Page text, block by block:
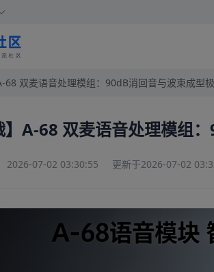
68 双麦语音处理模组：90dB消回音与波束成型
】A-68 双麦语音处理模组
2026-07-02 03:30:55 更新于2026-07-02